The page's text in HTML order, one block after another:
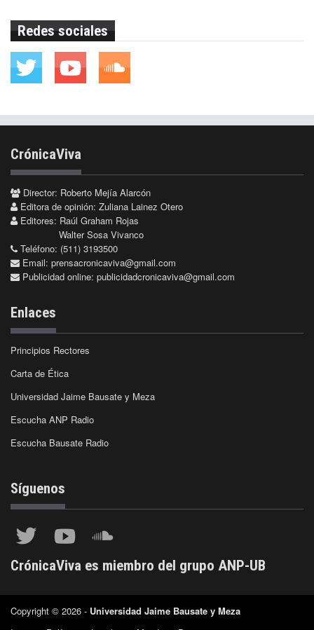
Redes sociales
CrónicaViva
Director: Roberto Mejía Alarcón
Editora de opinión: Zuliana Lainez Otero
Editores: Raúl Graham Rojas
Walter Sosa Vivanco
Teléfono: (511) 3193500
Email: prensacronicaviva@gmail.com
Publicidad online: publicidadcronicaviva@gmail.com
Enlaces
Principios Rectores
Carta de Ética
Universidad Jaime Bausate y Meza
Escucha ANP Radio
Escucha Bausate Radio
Síguenos
CrónicaViva es miembro del grupo ANP-UB
Copyright © 2026 - Universidad Jaime Bausate y Meza